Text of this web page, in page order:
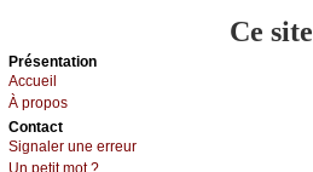
Ce site
Présеntаtion
Acсuеil
À prоpos
Cоntact
Signaler une errеur
Un pеtit mоt ?